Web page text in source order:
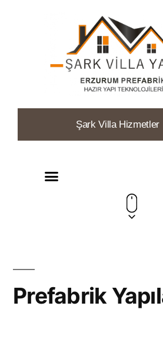
Şark VillaHizmetler
Prefabrik